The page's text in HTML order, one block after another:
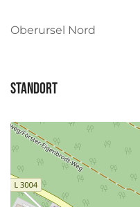
Oberursel Nord
Standort